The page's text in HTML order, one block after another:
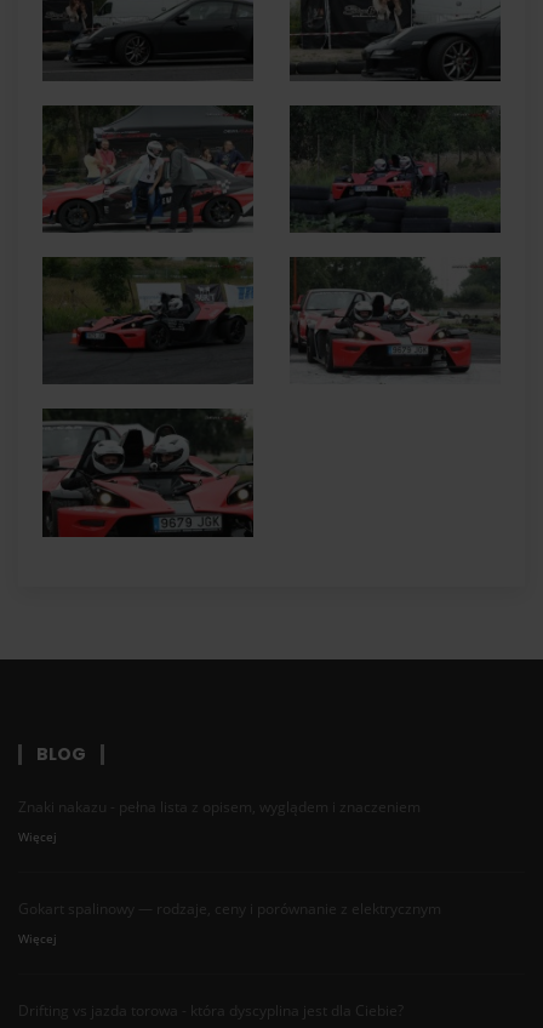
BLOG
Znaki nakazu - pełna lista z opisem, wyglądem i znaczeniem
Więcej
Gokart spalinowy — rodzaje, ceny i porównanie z elektrycznym
Więcej
Drifting vs jazda torowa - która dyscyplina jest dla Ciebie?